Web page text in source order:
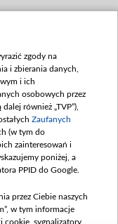
350
2025
(wpłata
8
zgody na
i zbierania danych,
i ich
osobowych przez
również „TVP”),
Zaufanych
(w tym do
zainteresowań i
poniżej, a
PPID do Google.
przez Ciebie naszych
w tym informacje
cookie, sygnalizatory